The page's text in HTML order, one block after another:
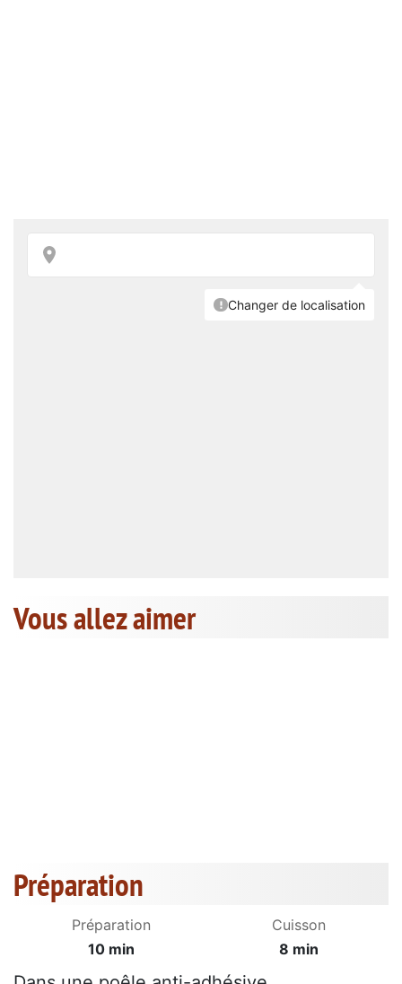
Vous allez aimer
Préparation
Préparation
10 min
Cuisson
8 min